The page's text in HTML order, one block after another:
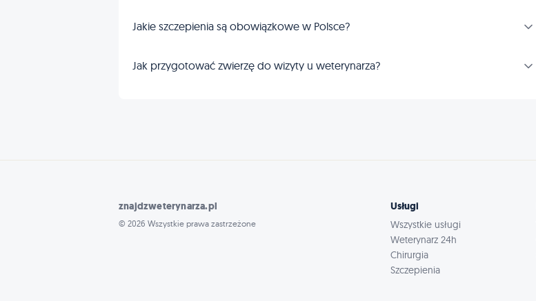
Jakie szczepienia są obowiązkowe w Polsce?
Jak przygotować zwierzę do wizyty u weterynarza?
znajdzweterynarza.pl
© 2026 Wszystkie prawa zastrzeżone
Usługi
Wszystkie usługi
Weterynarz 24h
Chirurgia
Szczepienia